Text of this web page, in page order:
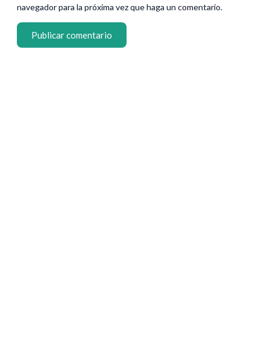
navegador para la próxima vez que haga un comentario.